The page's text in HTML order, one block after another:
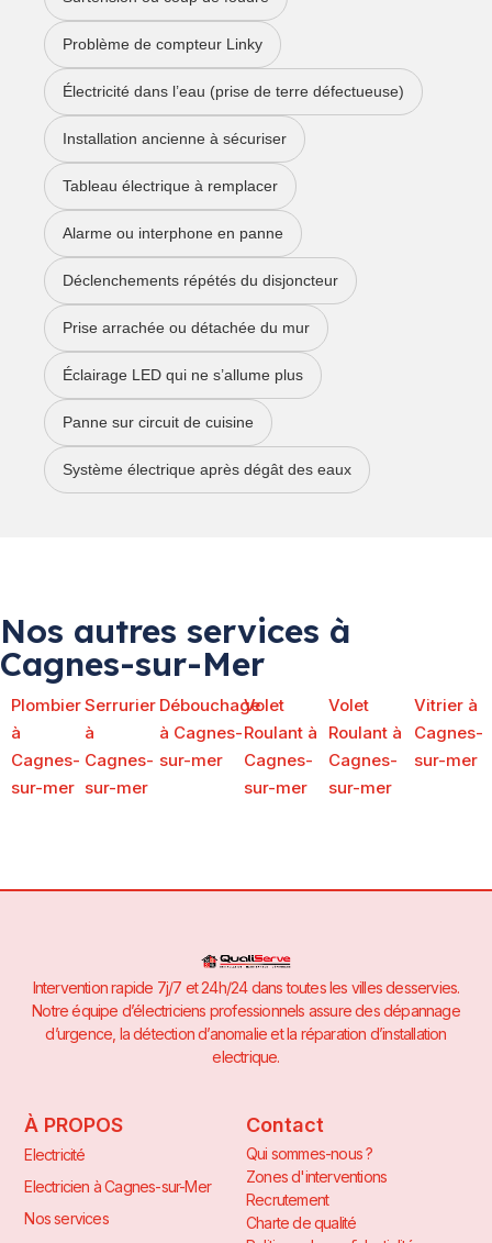
Problème de compteur Linky
Électricité dans l’eau (prise de terre défectueuse)
Installation ancienne à sécuriser
Tableau électrique à remplacer
Alarme ou interphone en panne
Déclenchements répétés du disjoncteur
Prise arrachée ou détachée du mur
Éclairage LED qui ne s’allume plus
Panne sur circuit de cuisine
Système électrique après dégât des eaux
Nos autres services à
Cagnes-sur-Mer
Plombier
à
Cagnes-
sur-mer
Serrurier
à
Cagnes-
sur-mer
Débouchage
à Cagnes-
sur-mer
Volet
Roulant à
Cagnes-
sur-mer
Volet
Roulant à
Cagnes-
sur-mer
Vitrier à
Cagnes-
sur-mer
Intervention rapide 7j/7 et 24h/24 dans toutes les villes desservies.
Notre équipe d’électriciens professionnels assure des dépannage
d’urgence, la détection d’anomalie et la réparation d’installation
electrique.
À PROPOS
Electricité
Electricien à Cagnes-sur-Mer
Nos services
Contact
Qui sommes-nous ?
Zones d'interventions
Recrutement
Charte de qualité